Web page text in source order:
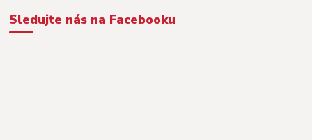
Sledujte nás na Facebooku